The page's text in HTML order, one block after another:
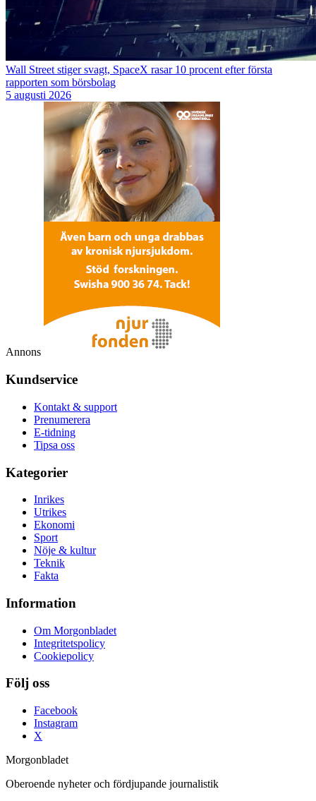
Wall Street stiger svagt, SpaceX rasar 10 procent efter första
rapporten som börsbolag
5 augusti 2026
Annons
Kundservice
Kontakt & support
Prenumerera
E-tidning
Tipsa oss
Kategorier
Inrikes
Utrikes
Ekonomi
Sport
Nöje & kultur
Teknik
Fakta
Information
Om Morgonbladet
Integritetspolicy
Cookiepolicy
Följ oss
Facebook
Instagram
X
Morgonbladet
Oberoende nyheter och fördjupande journalistik